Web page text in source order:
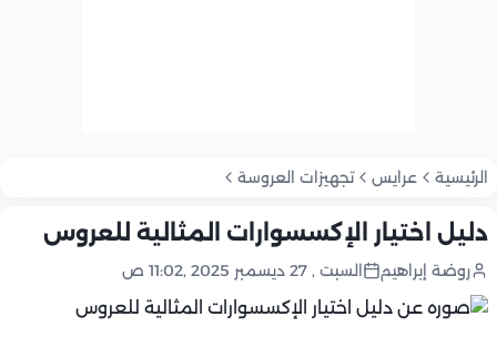
الرئيسية عرايس تجهيزات العروسة
دليل اختيار الإكسسوارات المثالية للعروس
روضة إبراهيم السبت , 27 ديسمبر 2025 ,11:02 ص